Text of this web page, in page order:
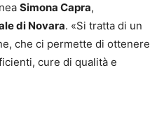
Simona Capra,
di Novara. «Si tratta di un
che ci permette di ottenere
cure di qualità e